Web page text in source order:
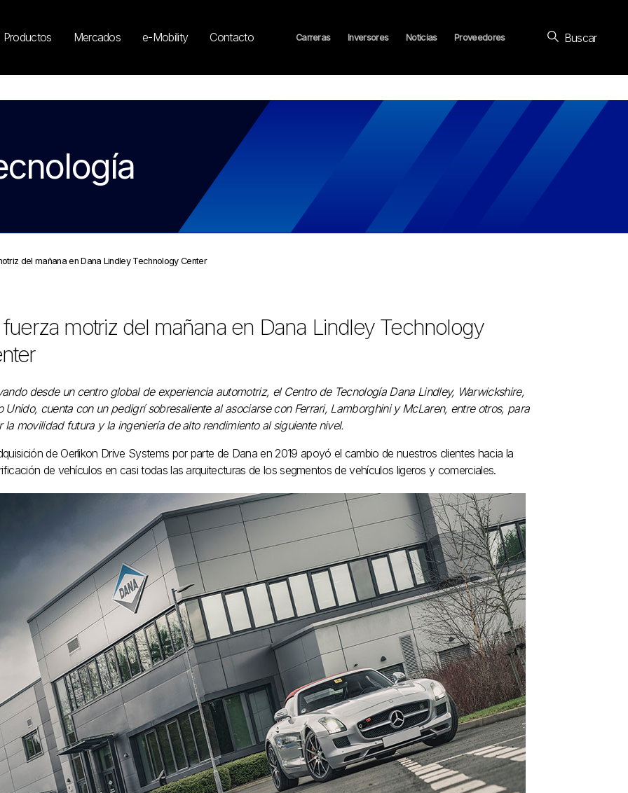
Productos Mercados e-Mobility Contacto Carreras Inversores Noticias Proveedores Buscar
del mañana en Dana Lindley Technology Center
motriz del mañana en Dana Lindley Technology
desde un centro global de experiencia automotriz, el Centro de Tecnología Dana Lindley, Warwickshire,
Unido, cuenta con un pedigrí sobresaliente al asociarse con Ferrari, Lamborghini y McLaren, entre otros, para
la movilidad futura y la ingeniería de alto rendimiento al siguiente nivel.
de Oerlikon Drive Systems por parte de Dana en 2019 apoyó el cambio de nuestros clientes hacia la
de vehículos en casi todas las arquitecturas de los segmentos de vehículos ligeros y comerciales.